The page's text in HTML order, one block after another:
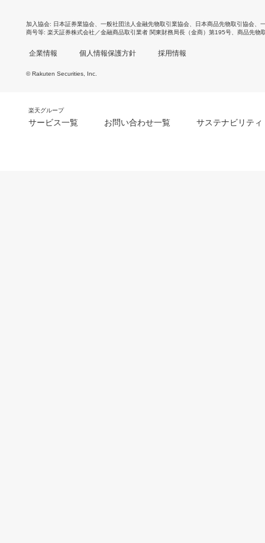
加入協会 日本証券業協会 一般社団法人金融先物取引業協会 日本商品先物取引協会
商号等 楽天証券株式会社／金融商品取引業者 関東財務局長（金商）第195号、商品先物
企業情報 個人情報保護方針 採用情報
© Rakuten Securities, Inc.
楽天グループ
サービス一覧 お問い合わせ一覧 サステナビリティ